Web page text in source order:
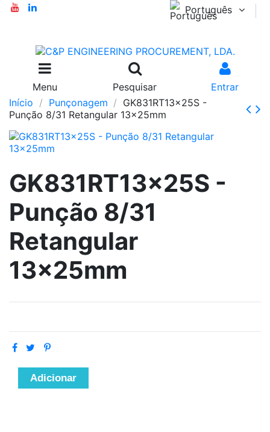
Português
Menu Pesquisar
Entrar
Início
Punçonagem
GK831RT13x25S -
Punção 8/31 Retangular 13x25mm
GK831RT13x25S -
Punção 8/31
Retangular
13x25mm
Adicionar